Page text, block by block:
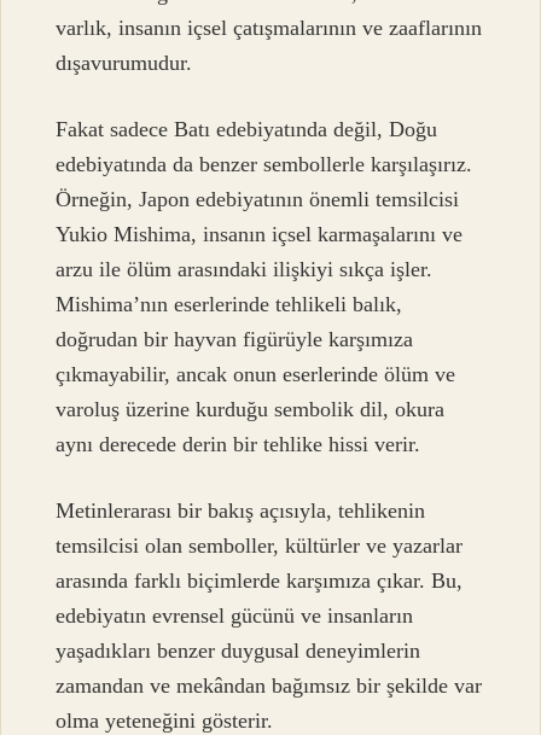
varlık, insanın içsel çatışmalarının ve zaaflarının
dışavurumudur.
Fakat sadece Batı edebiyatında değil, Doğu
edebiyatında da benzer sembollerle karşılaşırız.
Örneğin, Japon edebiyatının önemli temsilcisi
Yukio Mishima, insanın içsel karmaşalarını ve
arzu ile ölüm arasındaki ilişkiyi sıkça işler.
Mishima’nın eserlerinde tehlikeli balık,
doğrudan bir hayvan figürüyle karşımıza
çıkmayabilir, ancak onun eserlerinde ölüm ve
varoluş üzerine kurduğu sembolik dil, okura
aynı derecede derin bir tehlike hissi verir.
Metinlerarası bir bakış açısıyla, tehlikenin
temsilcisi olan semboller, kültürler ve yazarlar
arasında farklı biçimlerde karşımıza çıkar. Bu,
edebiyatın evrensel gücünü ve insanların
yaşadıkları benzer duygusal deneyimlerin
zamandan ve mekândan bağımsız bir şekilde var
olma yeteneğini gösterir.